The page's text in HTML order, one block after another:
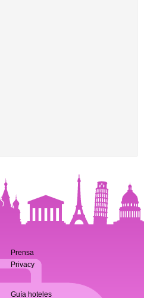
Prensa
Privacy
Guía hoteles